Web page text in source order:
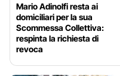
Mario Adinolfi resta ai
domiciliari per la sua
Scommessa Collettiva:
respinta la richiesta di
revoca